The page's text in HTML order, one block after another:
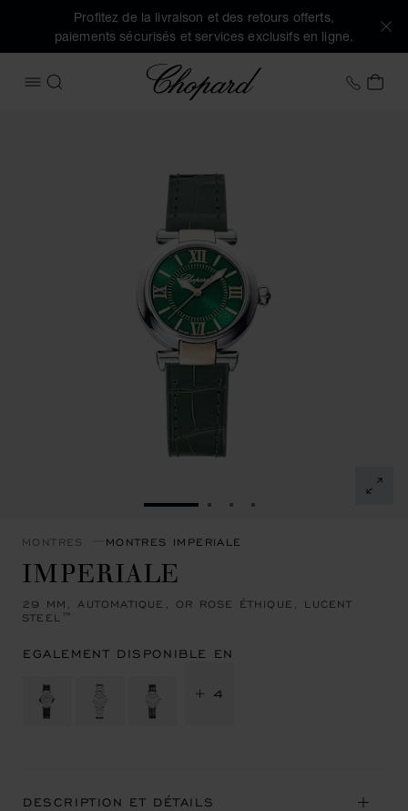
Profitez de la livraison et des retours offerts,
paiements sécurisés et services exclusifs en ligne.
OUVRIR LE MENU
RECHERCHER
Chopard +41
ALLER À LA DIAPOSITIVE 1
ALLER À LA DIAPOSITIVE
ALLER À LA
ALLER À LA
MONTRES MONTRES IMPERIALE
IMPERIALE
29 MM, AUTOMATIQUE, OR ROSE ÉTHIQUE, LUCENT
STEEL™
EGALEMENT DISPONIBLE EN
+ 4
DESCRIPTION ET DÉTAILS